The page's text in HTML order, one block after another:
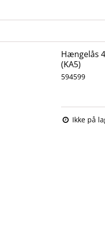
Hængelås
(KA5)
594599
Ikke på